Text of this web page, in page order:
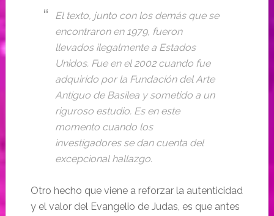
El texto, junto con los demás que se
encontraron en 1979, fueron
llevados ilegalmente a Estados
Unidos. Fue en el 2002 cuando fue
adquirido por la Fundación del Arte
Antiguo de Basilea y sometido a un
riguroso estudio. Es en este
momento cuando los
investigadores se dan cuenta del
excepcional hallazgo.
Otro hecho que viene a reforzar la autenticidad
y el valor del Evangelio de Judas, es que antes